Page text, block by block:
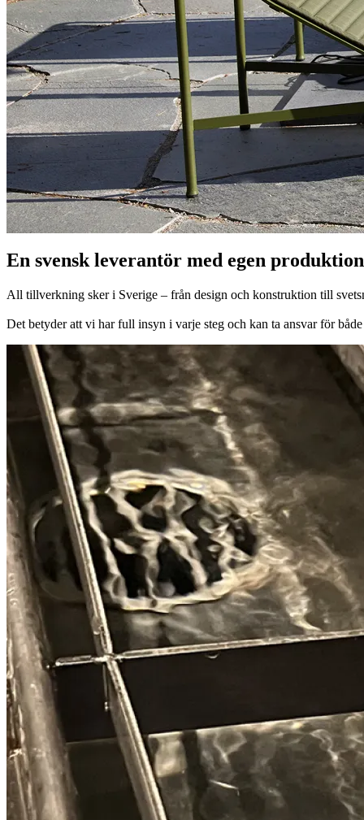
En svensk leverantör med egen produktion
All tillverkning sker i Sverige – från design och konstruktion till
Det betyder att vi har full insyn i varje steg och kan ta ansvar för